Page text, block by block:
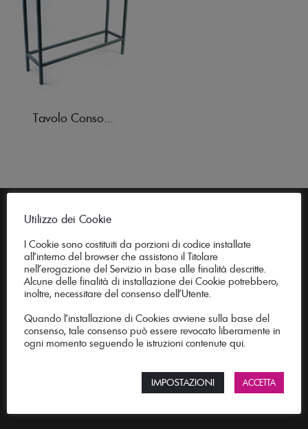
Tavolo Consolle Vulcano
Creab è l'officina delle idee per arredare con stile. Mobili
realizzati su misura per soggiorno, cucina, ufficio e giardino.
Le tecniche della tradizione artigiana e il design moderno si
uniscono per dar vita a tavoli, tavolini, sedie, sgabelli e
consolle che daranno carattere ai tuoi spazi.
Creab è presente come ditta fornitrice sulla piattaforma
Utilizzo dei Cookie
I Cookie sono costituiti da porzioni di codice installate
all’interno del browser che assistono il Titolare
nell’erogazione del Servizio in base alle finalità descritte.
Alcune delle finalità di installazione dei Cookie potrebbero,
inoltre, necessitare del consenso dell’Utente.
Quando l’installazione di Cookies avviene sulla base del
consenso, tale consenso può essere revocato liberamente in
ogni momento seguendo le istruzioni contenute qui
IMPOSTAZIONI ACCETTA